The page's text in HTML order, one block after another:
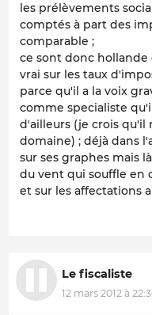
les prélèvements
comptés à part des
comparable ;
ce sont donc
vrai sur les taux
parce qu'il a la voix
comme specialiste
d'ailleurs (je crois qu'il
domaine) ; déjà dans
sur ses graphes mais
du vent qui souffle en
et sur les affectations
Le fiscaliste
12 mars 2012 à